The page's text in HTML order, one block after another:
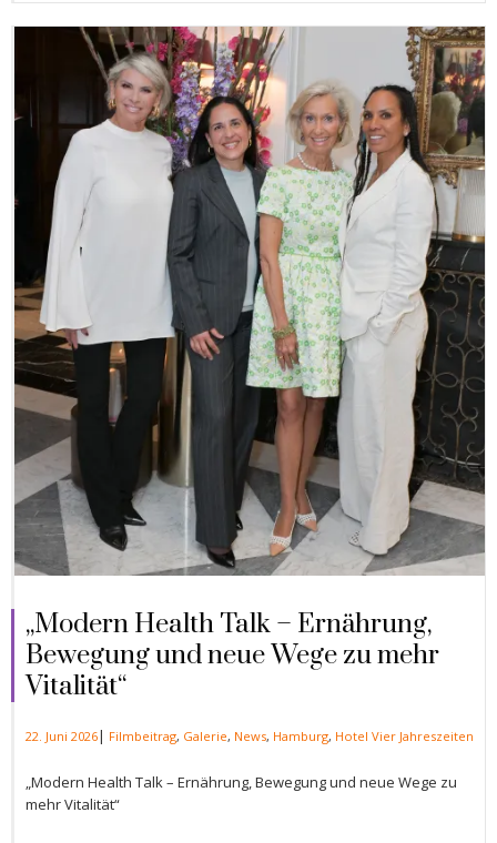
„Modern Health Talk – Ernährung,
Bewegung und neue Wege zu mehr
Vitalität“
22. Juni 2026| Filmbeitrag, Galerie, News, Hamburg, Hotel Vier Jahreszeiten
„Modern Health Talk – Ernährung, Bewegung und neue Wege zu
mehr Vitalität“